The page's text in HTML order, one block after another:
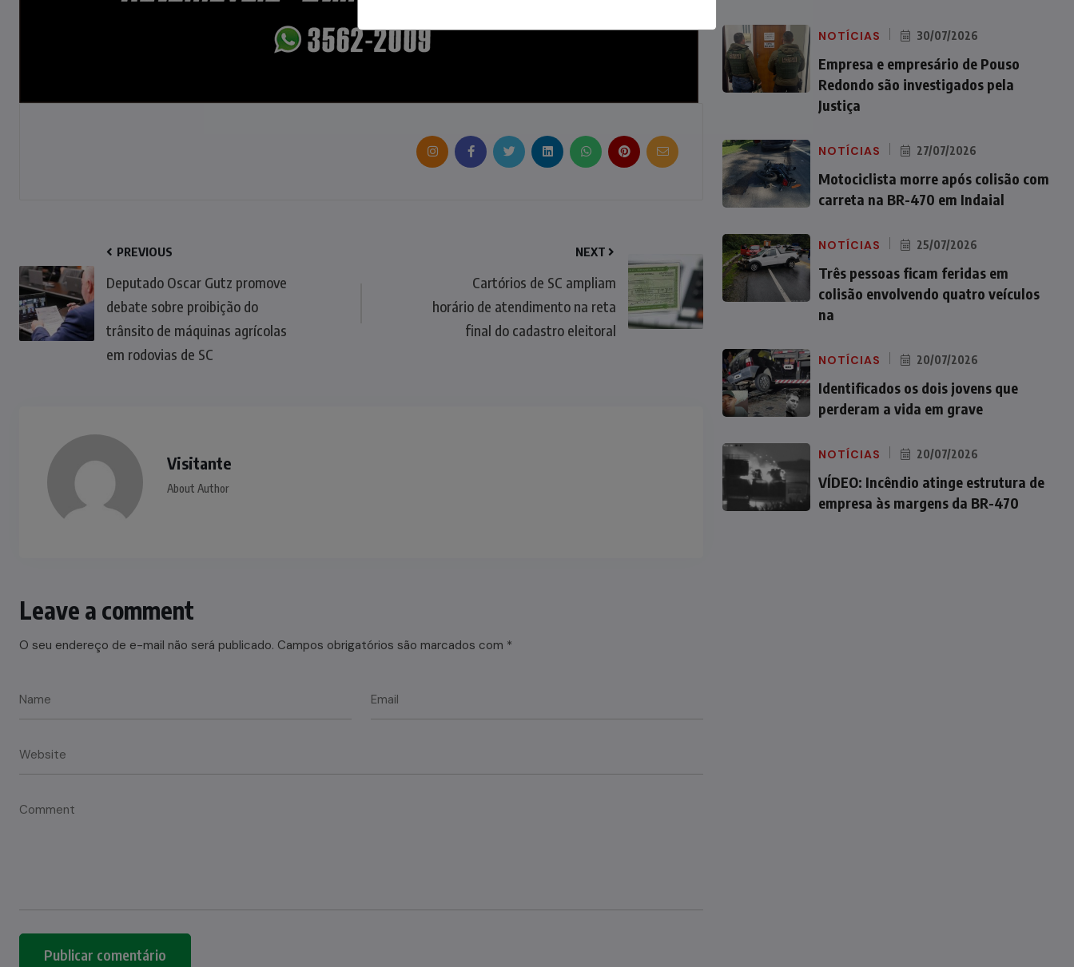
PREVIOUS
Deputado Oscar Gutz promove
debate sobre proibição do
trânsito de máquinas agrícolas
em rodovias de SC
NEXT
Cartórios de SC ampliam
horário de atendimento na reta
final do cadastro eleitoral
Visitante
About Author
Leave a comment
O seu endereço de e-mail não será publicado. Campos obrigatórios são marcados com *
NOTÍCIAS 30/07/2026
Empresa e empresário de Pouso
Redondo são investigados pela
Justiça
NOTÍCIAS 27/07/2026
Motociclista morre após colisão com
carreta na BR-470 em Indaial
NOTÍCIAS 25/07/2026
Três pessoas ficam feridas em
colisão envolvendo quatro veículos
na
NOTÍCIAS 20/07/2026
Identificados os dois jovens que
perderam a vida em grave
NOTÍCIAS 20/07/2026
VÍDEO: Incêndio atinge estrutura de
empresa às margens da BR-470